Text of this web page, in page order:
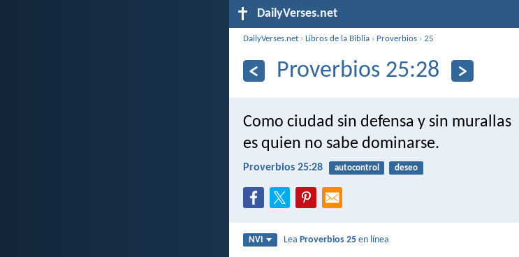
DailyVerses.net
DailyVerses.net ›Libros de la Biblia › Proverbios ›25
Proverbios 25:28
Como ciudad sin defensa y sin murallas
es quien no sabe dominarse.
Proverbios 25:28 autocontrol deseo
NVI LeaProverbios 25 en línea